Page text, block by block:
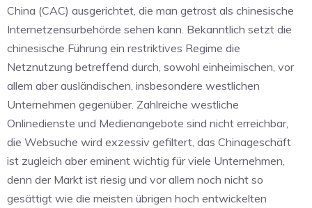
China (CAC) ausgerichtet, die man getrost als chinesische
Internetzensurbehörde sehen kann. Bekanntlich setzt die
chinesische Führung ein restriktives Regime die
Netznutzung betreffend durch, sowohl einheimischen, vor
allem aber ausländischen, insbesondere westlichen
Unternehmen gegenüber. Zahlreiche westliche
Onlinedienste und Medienangebote sind nicht erreichbar,
die Websuche wird exzessiv gefiltert, das Chinageschäft
ist zugleich aber eminent wichtig für viele Unternehmen,
denn der Markt ist riesig und vor allem noch nicht so
gesättigt wie die meisten übrigen hoch entwickelten